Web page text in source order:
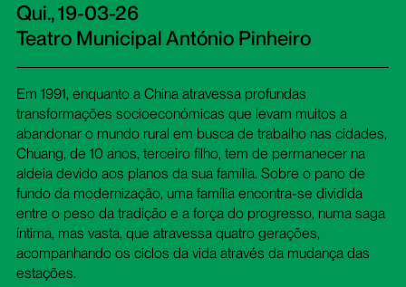
Qui., 19-03-26
Teatro Municipal António Pinheiro
Em 1991, enquanto a China atravessa profundas
transformações socioeconómicas que levam muitos a
abandonar o mundo rural em busca de trabalho nas cidades,
Chuang, de 10 anos, terceiro filho, tem de permanecer na
aldeia devido aos planos da sua família. Sobre o pano de
fundo da modernização, uma família encontra-se dividida
entre o peso da tradição e a força do progresso, numa saga
íntima, mas vasta, que atravessa quatro gerações,
acompanhando os ciclos da vida através da mudança das
estações.